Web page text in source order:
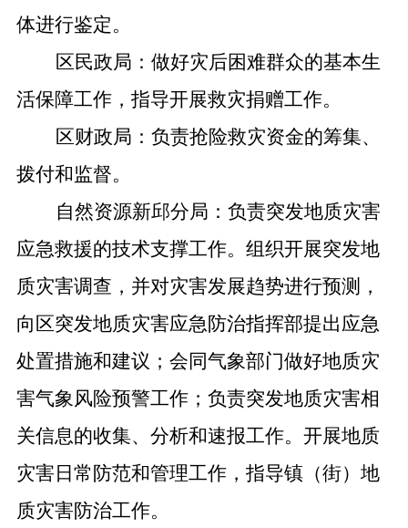
体进行鉴定。
区民政局：做好灾后困难群众的基本生
活保障工作，指导开展救灾捐赠工作。
区财政局：负责抢险救灾资金的筹集、
拨付和监督。
自然资源新邱分局：负责突发地质灾害
应急救援的技术支撑工作。组织开展突发地
质灾害调查，并对灾害发展趋势进行预测，
向区突发地质灾害应急防治指挥部提出应急
处置措施和建议；会同气象部门做好地质灾
害气象风险预警工作；负责突发地质灾害相
关信息的收集、分析和速报工作。开展地质
灾害日常防范和管理工作，指导镇（街）地
质灾害防治工作。